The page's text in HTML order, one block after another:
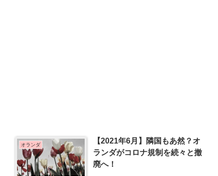
オランダ
【2021年6月】隣国もあ然？オ
ランダがコロナ規制を続々と撤
廃へ！